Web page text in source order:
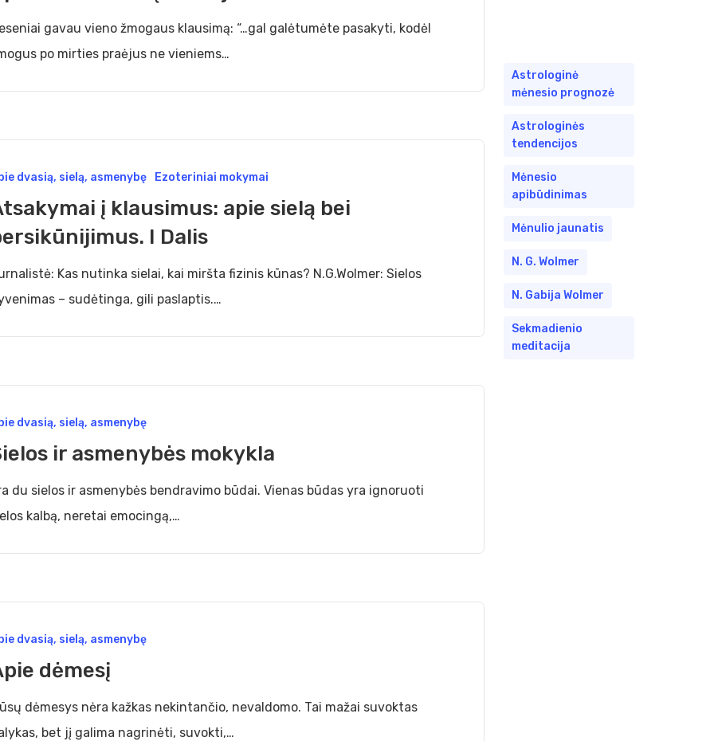
gavau vieno žmogaus klausimą: “…gal galėtumėte pasakyti, kodėl
po mirties praėjus ne vieniems…
dvasią, sielą, asmenybę Ezoteriniai mokymai
į klausimus: apie sielą bei
I Dalis
Kas nutinka sielai, kai miršta fizinis kūnas? N.G.Wolmer: Sielos
– sudėtinga, gili paslaptis.…
dvasią, sielą, asmenybę
ir asmenybės mokykla
du sielos ir asmenybės bendravimo būdai. Vienas būdas yra ignoruoti
kalbą, neretai emocingą,…
dvasią, sielą, asmenybę
dėmesį
dėmesys nėra kažkas nekintančio, nevaldomo. Tai mažai suvoktas
bet jį galima nagrinėti, suvokti,…
Astrologinė
mėnesio prognozė
Astrologinės
tendencijos
Mėnesio
apibūdinimas
Mėnulio jaunatis
N. G. Wolmer
N. Gabija Wolmer
Sekmadienio
meditacija